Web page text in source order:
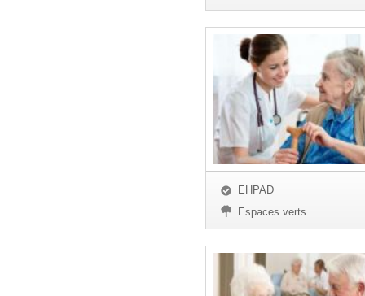
EHPAD
Espaces verts